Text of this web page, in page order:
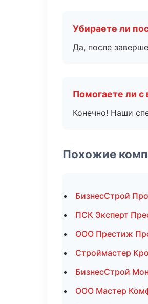
Убираете ли
Да, после
Помогаете ли
Конечно! Наши
Похожие
БизнесСтрой
ПСК Эксперт
ООО Престиж
Строймастер
БизнесСтрой
ООО Мастер